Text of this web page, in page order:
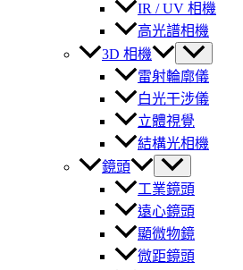
IR / UV 相機
高光譜相機
3D 相機
雷射輪廓儀
白光干涉儀
立體視覺
結構光相機
鏡頭
工業鏡頭
遠心鏡頭
顯微物鏡
微距鏡頭